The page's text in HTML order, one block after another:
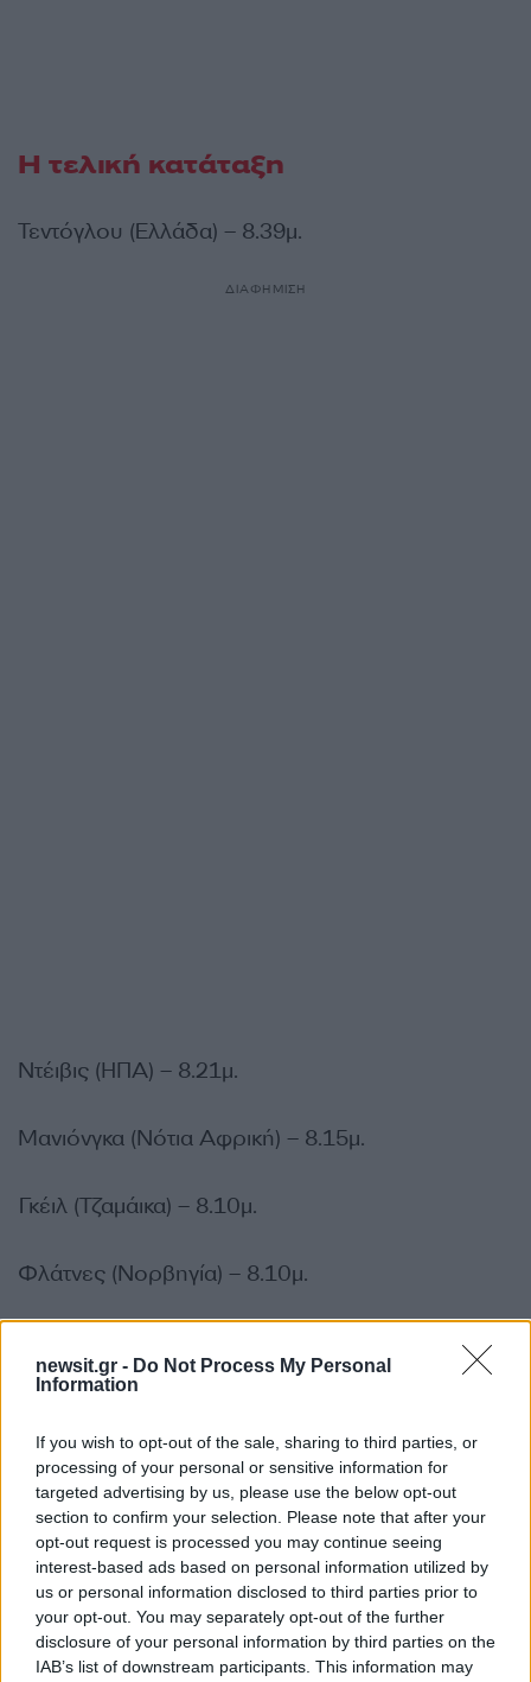
newsit.gr - Do Not Process My Personal
Information
If you wish to opt-out of the sale, sharing to third parties, or
processing of your personal or sensitive information for
targeted advertising by us, please use the below opt-out
section to confirm your selection. Please note that after your
opt-out request is processed you may continue seeing
interest-based ads based on personal information utilized by
us or personal information disclosed to third parties prior to
your opt-out. You may separately opt-out of the further
disclosure of your personal information by third parties on the
IAB’s list of downstream participants. This information may
Η τελική κατάταξη
Τεντόγλου (Ελλάδα) – 8.39μ.
ΔΙΑΦΗΜΙΣΗ
Ντέιβις (ΗΠΑ) – 8.21μ.
Μανιόνγκα (Νότια Αφρική) – 8.15μ.
Γκέιλ (Τζαμάικα) – 8.10μ.
Φλάτνες (Νορβηγία) – 8.10μ.
Κόγκαλι (Βρετανία) – 7.77μ.
Σταματονικολός (Ελλάδα) – 7.75μ.
Βλάχοβιτς (Σερβία) – 7.72μ.